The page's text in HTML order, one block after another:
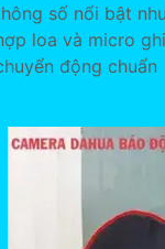
số nổi bật
loa và micro
động chuẩn